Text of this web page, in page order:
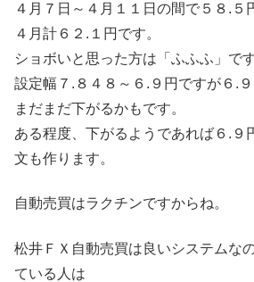
４月７日～４月１１日の間で５８.５
４月計６２.１円です。
ショボいと思った方は「ふふふ」です
設定幅７.８４８～６.９円ですが６.
まだまだ下がるかもです。
ある程度、下がるようであれば６.９
文も作ります。
自動売買はラクチンですからね。
松井ＦＸ自動売買は良いシステムな
ている人は